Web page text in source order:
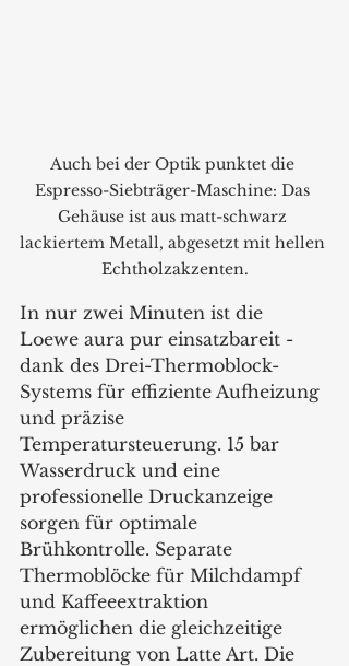
Auch bei der Optik punktet die
Espresso-Siebträger-Maschine: Das
Gehäuse ist aus matt-schwarz
lackiertem Metall, abgesetzt mit hellen
Echtholzakzenten.
In nur zwei Minuten ist die
Loewe aura pur einsatzbareit -
dank des Drei-Thermoblock-
Systems für effiziente Aufheizung
und präzise
Temperatursteuerung. 15 bar
Wasserdruck und eine
professionelle Druckanzeige
sorgen für optimale
Brühkontrolle. Separate
Thermoblöcke für Milchdampf
und Kaffeeextraktion
ermöglichen die gleichzeitige
Zubereitung von Latte Art. Die